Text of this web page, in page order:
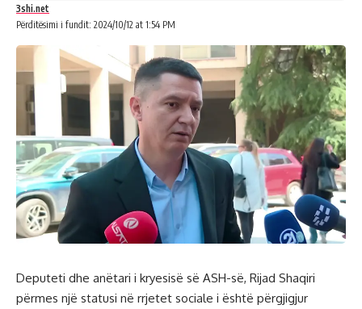
Përditësimi i fundit: 2024/10/12 at 1:54 PM
3shi.net
Deputeti dhe anëtari i kryesisë së ASH-së, Rijad Shaqiri
përmes një statusi në rrjetet sociale i është përgjigjur